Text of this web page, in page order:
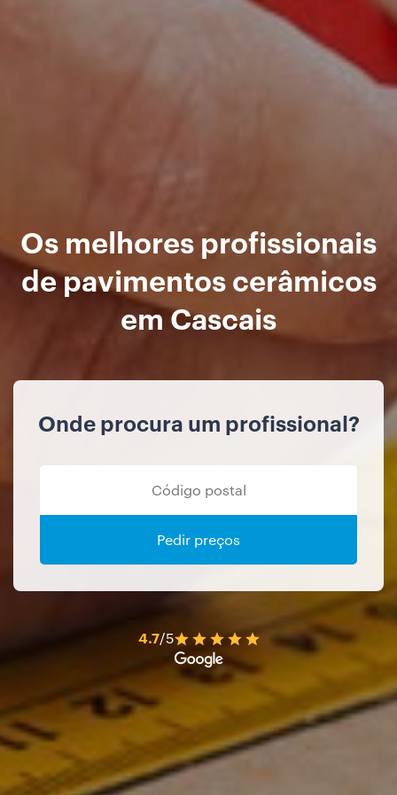
Os melhores profissionais
de pavimentos cerâmicos
em Cascais
Onde procura um profissional?
Pedir preços
4.7/5